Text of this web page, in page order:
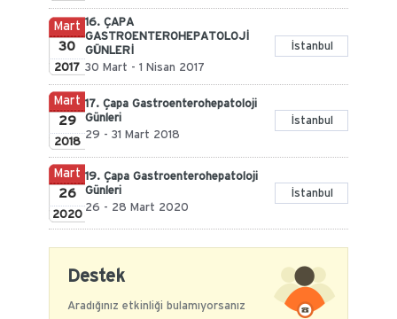
Mart
30
2017
16. ÇAPA
GASTROENTEROHEPATOLOJİ
GÜNLERİ
30 Mart - 1 Nisan 2017
İstanbul
Mart
29
2018
17. Çapa Gastroenterohepatoloji
Günleri
29 - 31 Mart 2018
İstanbul
Mart
26
2020
19. Çapa Gastroenterohepatoloji
Günleri
26 - 28 Mart 2020
İstanbul
Destek
Aradığınız etkinliği bulamıyorsanız